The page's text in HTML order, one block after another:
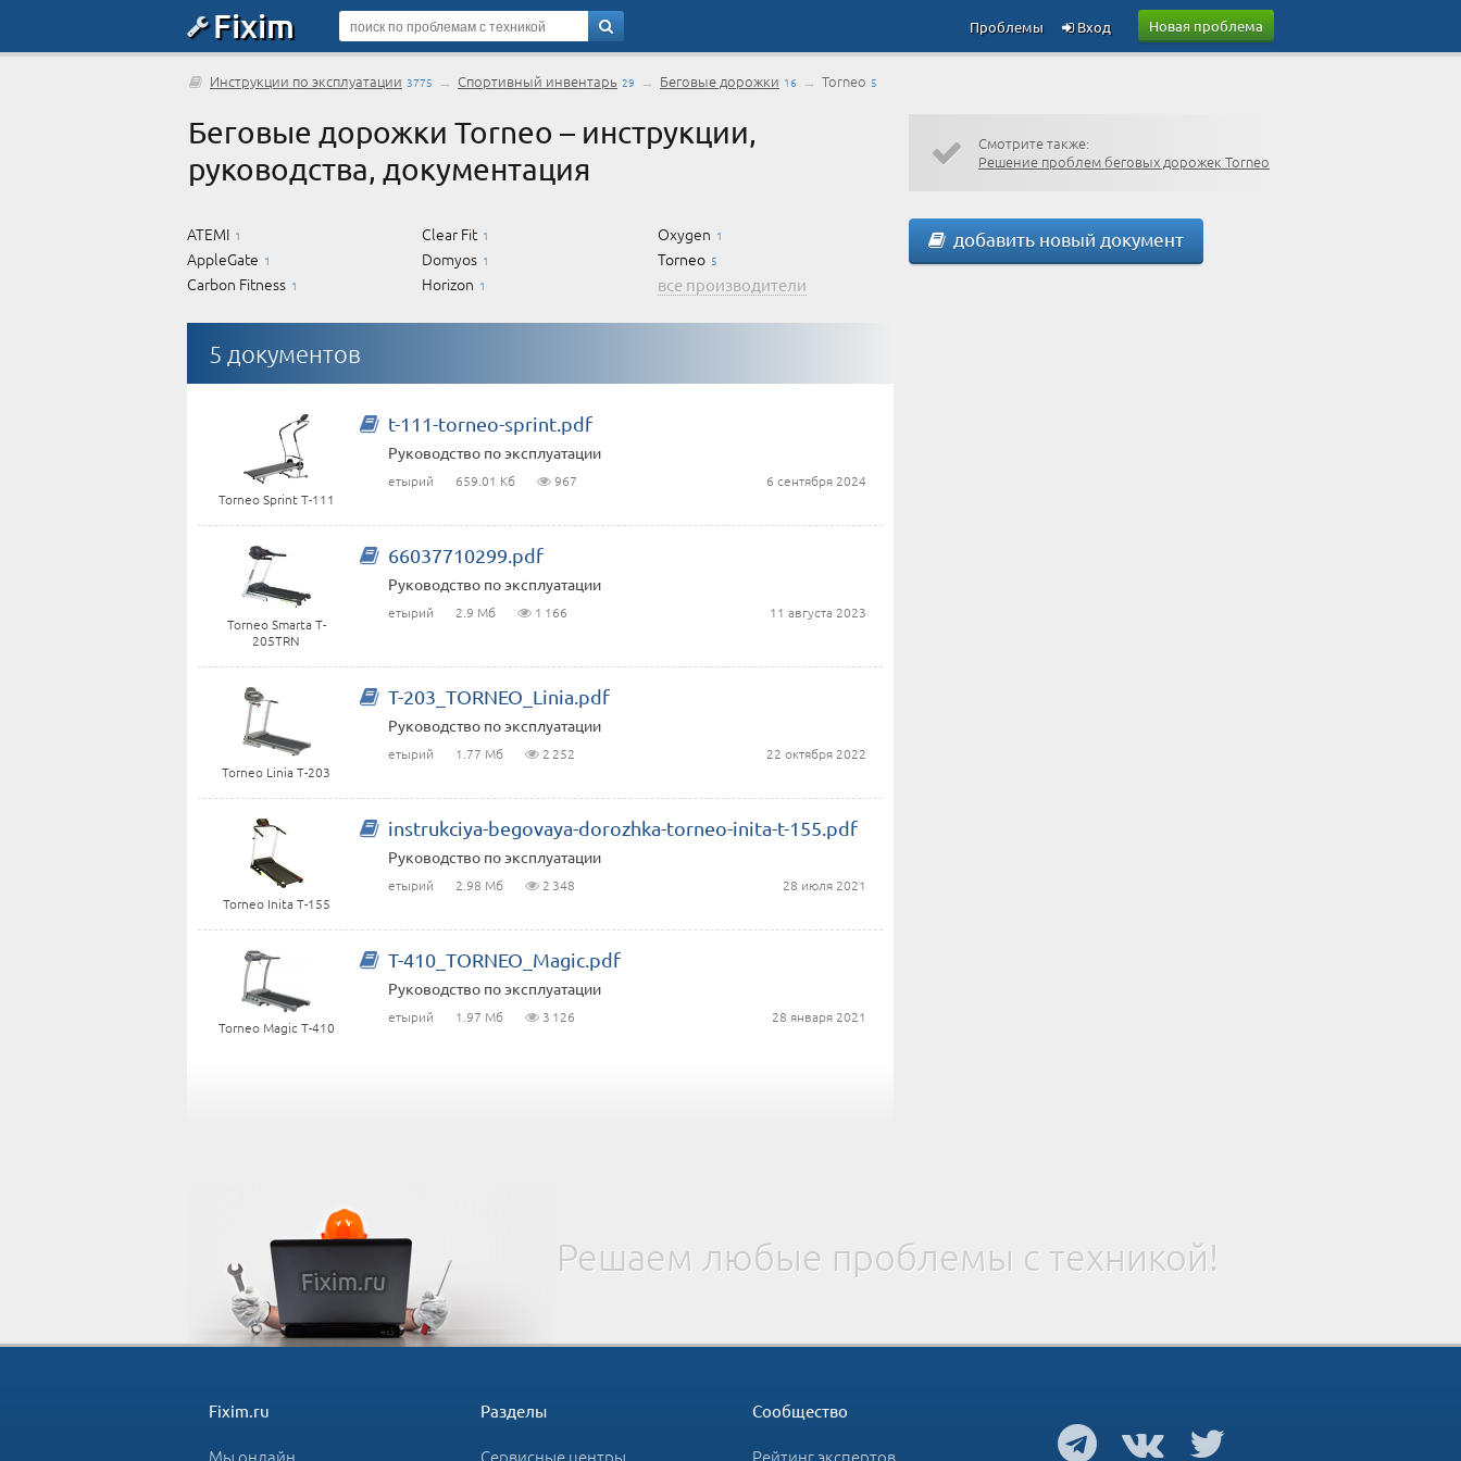
Fixim Новая проблема
Вход
Проблемы
Инструкции по эксплуатации 3775 → Спортивный инвентарь 29 → Беговые дорожки 16 → Torneo 5
Беговые дорожки Torneo – инструкции,
руководства, документация
ATEMI 1
AppleGate 1
Carbon Fitness 1
Clear Fit 1
Domyos 1
Horizon 1
Oxygen 1
Torneo 5
все производители
5 документов
Torneo Sprint T-111
t-111-torneo-sprint.pdf
Руководство по эксплуатации
6 сентября 2024
етырий 659.01 Кб 967
Torneo Smarta T-
205TRN
66037710299.pdf
Руководство по эксплуатации
11 августа 2023
етырий 2.9 Мб 1 166
Torneo Linia T-203
T-203_TORNEO_Linia.pdf
Руководство по эксплуатации
22 октября 2022
етырий 1.77 Мб 2 252
Torneo Inita T-155
instrukciya-begovaya-dorozhka-torneo-inita-t-155.pdf
Руководство по эксплуатации
28 июля 2021
етырий 2.98 Мб 2 348
Torneo Magic T-410
T-410_TORNEO_Magic.pdf
Руководство по эксплуатации
28 января 2021
етырий 1.97 Мб 3 126
Смотрите также:
Решение проблем беговых дорожек Torneo
добавить новый документ
Решаем любые проблемы с техникой!
Fixim.ru
Мы онлайн
Разделы
Сервисные центры
Сообщество
Рейтинг экспертов